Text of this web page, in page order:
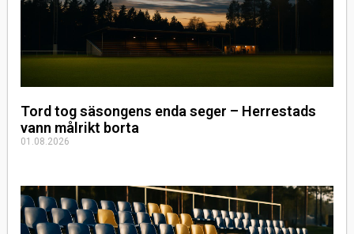
Tord tog säsongens enda seger – Herrestads
vann målrikt borta
01.08.2026